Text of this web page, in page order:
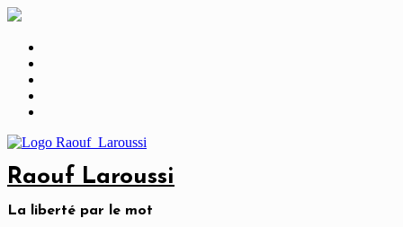
Skip
content
Raouf Laroussi
La liberté par le mot